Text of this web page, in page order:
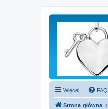
Więcej… FAQ
Strona główna